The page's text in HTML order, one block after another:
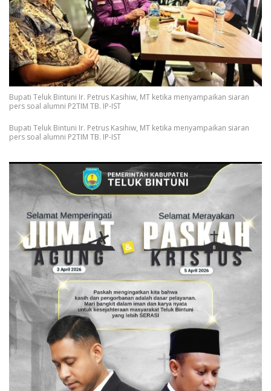
Bupati Teluk Bintuni Ir. Petrus Kasihiw, MT ketika menyampaikan siaran
pers soal alumni P2TIM TB. IP-IST
Bupati Teluk Bintuni Ir. Petrus Kasihiw, MT ketika menyampaikan siaran
pers soal alumni P2TIM TB. IP-IST